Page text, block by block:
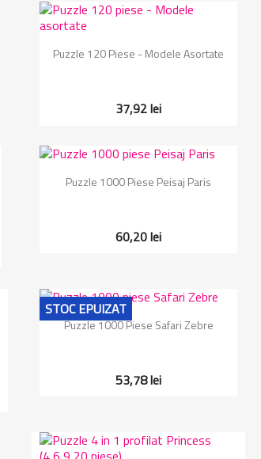
Vizualizare rapida
Puzzle 120 Piese - Modele Asortate
37,92 lei
Vizualizare rapida
Puzzle 1000 Piese Peisaj Paris
60,20 lei
Vizualizare rapida
Puzzle 1000 Piese Safari Zebre
53,78 lei
STOC EPUIZAT